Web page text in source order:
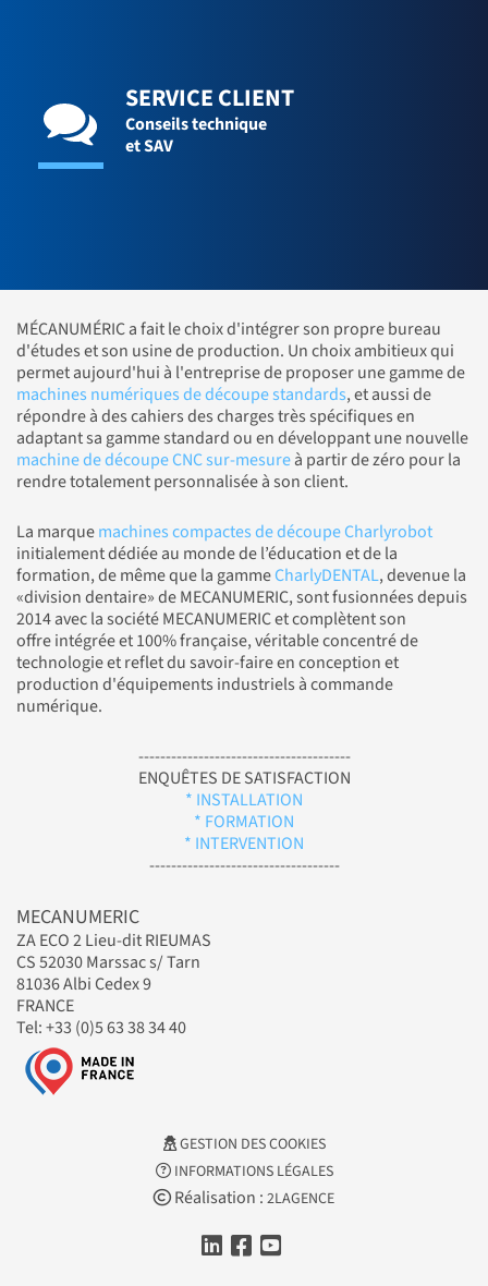
SERVICE CLIENT
Conseils technique
et SAV
MÉCANUMÉRIC a fait le choix d'intégrer son propre bureau
d'études et son usine de production. Un choix ambitieux qui
permet aujourd'hui à l'entreprise de proposer une gamme de
machines numériques de découpe standards, et aussi de
répondre à des cahiers des charges très spécifiques en
adaptant sa gamme standard ou en développant une nouvelle
machine de découpe CNC sur-mesureà partir de zéro pour la
rendre totalement personnalisée à son client.
La marquemachines compactes de découpe Charlyrobot
initialement dédiée au monde de l’éducation et de la
formation, de même que la gammeCharlyDENTAL, devenue la
«division dentaire» de MECANUMERIC, sont fusionnées depuis
2014 avec la société MECANUMERIC et complètent son
offre intégrée et 100% française, véritable concentré de
technologie et reflet du savoir-faire en conception et
production d'équipements industriels à commande
numérique.
---------------------------------------
ENQUÊTES DE SATISFACTION
* INSTALLATION
* FORMATION
* INTERVENTION
-----------------------------------
MECANUMERIC
ZA ECO 2 Lieu-dit RIEUMAS
CS 52030 Marssac s/ Tarn
81036 Albi Cedex 9
FRANCE
Tel: +33 (0)5 63 38 34 40
GESTION DES COOKIES
INFORMATIONS LÉGALES
Réalisation : 2LAGENCE